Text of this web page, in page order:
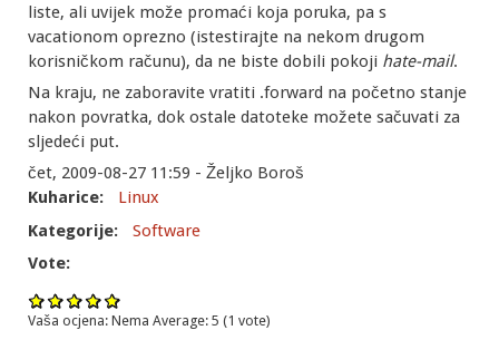
liste, ali uvijek može promaći koja poruka, pa s
vacationom oprezno (istestirajte na nekom drugom
korisničkom računu), da ne biste dobili pokoji hate-mail.
Na kraju, ne zaboravite vratiti .forward na početno stanje
nakon povratka, dok ostale datoteke možete sačuvati za
sljedeći put.
čet, 2009-08-27 11:59 - Željko Boroš
Kuharice:
Linux
Kategorije:
Software
Vote:
Vaša ocjena: Nema Average: 5 (1 vote)